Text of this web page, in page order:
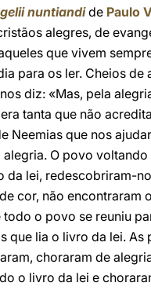
nuntiandide Paulo
alegres, de
que vivem
para os ler. Cheios de
diz: «Mas, pela
tanta que não
Neemias que nos
O povo voltando
da lei, redescobriram-
cor, não encontraram
o povo se reuniu
que lia o livro da lei. As
choraram de
o livro da lei e